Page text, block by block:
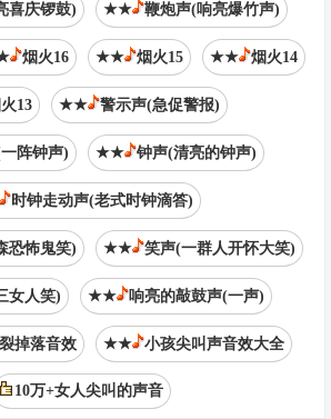
喜庆锣鼓) ★★ 鞭炮声(响亮爆竹声)
烟火16 ★★ 烟火15 ★★ 烟火14
13 ★★ 警示声(急促警报)
阵钟声) ★★ 钟声(清亮的钟声)
时钟走动声(老式时钟滴答)
恐怖鬼笑) ★★ 笑声(一群人开怀大笑)
女人笑) ★★ 响亮的敲鼓声(一声)
掉落音效 ★★ 小孩尖叫声音效大全
10万+女人尖叫的声音